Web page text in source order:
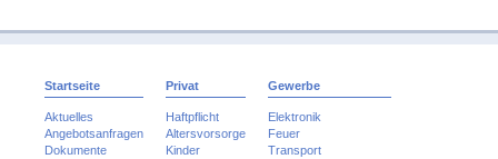
Startseite
Aktuelles
Angebotsanfragen
Dokumente
Privat
Haftpflicht
Altersvorsorge
Kinder
Gewerbe
Elektronik
Feuer
Transport